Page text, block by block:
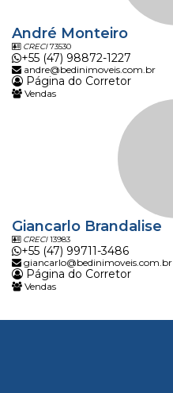
André Monteiro
CRECI73530
+55 (47) 98872-1227
andre@bedinimoveis.com.br
Página do Corretor
Vendas
Giancarlo Brandalise
CRECI13983
+55 (47) 99711-3486
giancarlo@bedinimoveis.com.br
Página do Corretor
Vendas